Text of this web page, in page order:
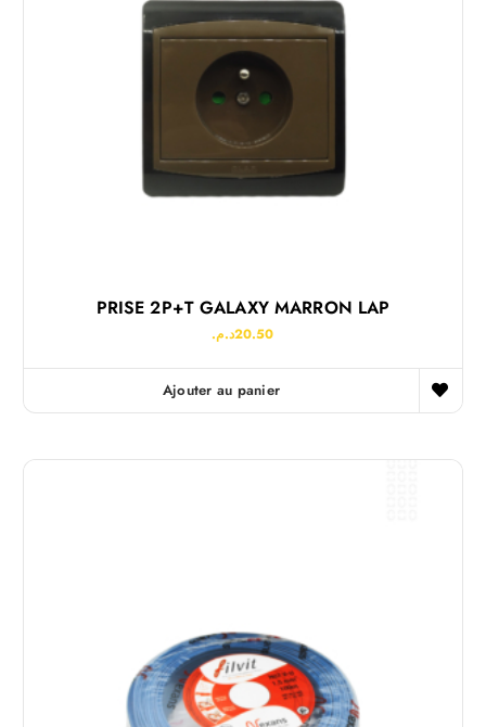
PRISE 2P+T GALAXY MARRON LAP
20.50د.م.
Ajouter au panier